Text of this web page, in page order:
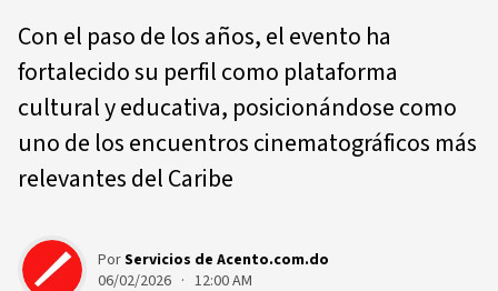
Con el paso de los años, el evento ha
fortalecido su perfil como plataforma
cultural y educativa, posicionándose como
uno de los encuentros cinematográficos más
relevantes del Caribe
PorServicios de Acento.com.do
06/02/2026 · 12:00 AM